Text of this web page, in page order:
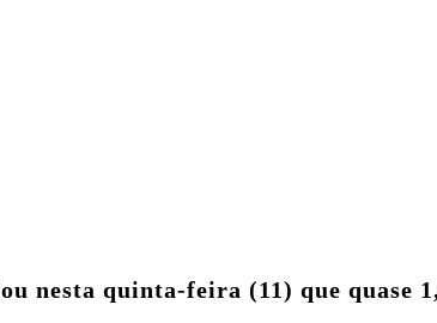
nesta quinta-feira (11) que quase